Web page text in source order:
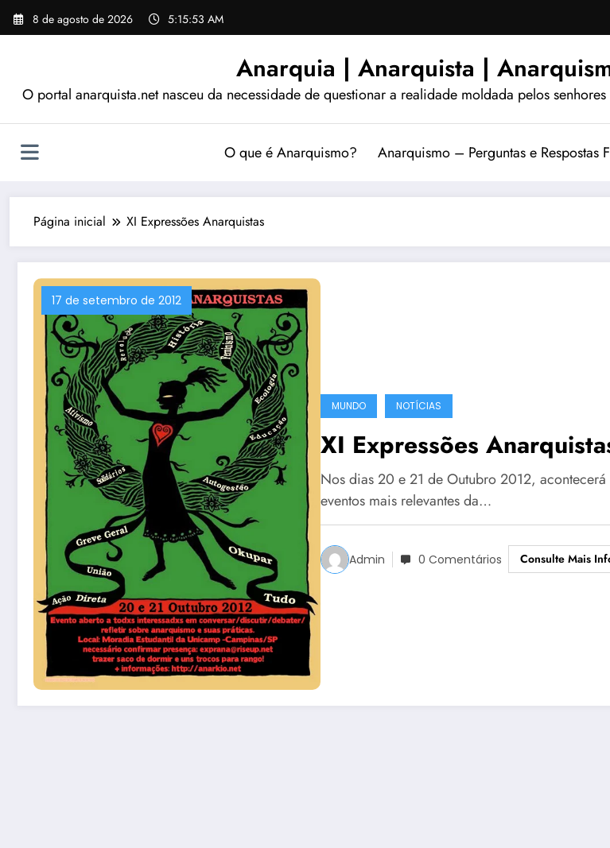
Pular
para
8 de agosto de 2026 5:15:54 AM
Anarquia | Anarquista |
O portal anarquista.net nasceu da necessidade de questionar a realidade moldada pelos
O que é Anarquismo? Anarquismo – Perguntas e Respostas
Página inicial XI Expressões Anarquistas
17 de setembro de 2012
MUNDO NOTÍCIAS
XI Expressões
Nos dias 20 e 21 de Outubro 2012, acontecerá
eventos mais relevantes da…
Admin 0 Comentários Consulte Mais